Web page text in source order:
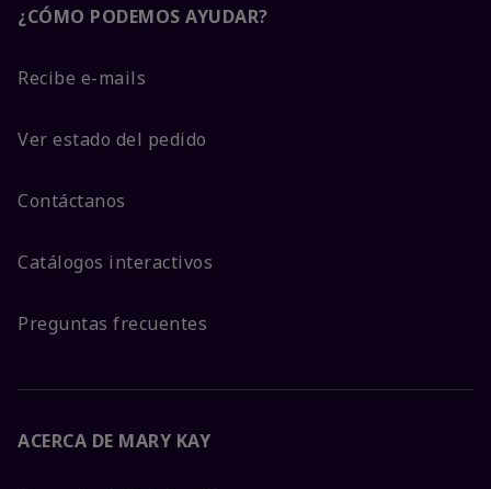
¿CÓMO PODEMOS AYUDAR?
Recibe e-mails
Ver estado del pedido
Contáctanos
Catálogos interactivos
Preguntas frecuentes
ACERCA DE MARY KAY